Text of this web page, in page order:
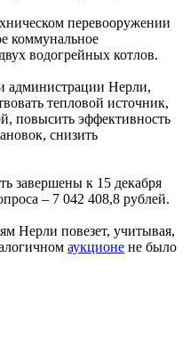
перевооружении
коммунальное
водогрейных котлов.
администрации Нерли,
тепловой источник,
повысить эффективность
снизить
завершены к 15 декабря
– 7 042 408,8 рублей.
Нерли повезет, учитывая,
аукционе не было